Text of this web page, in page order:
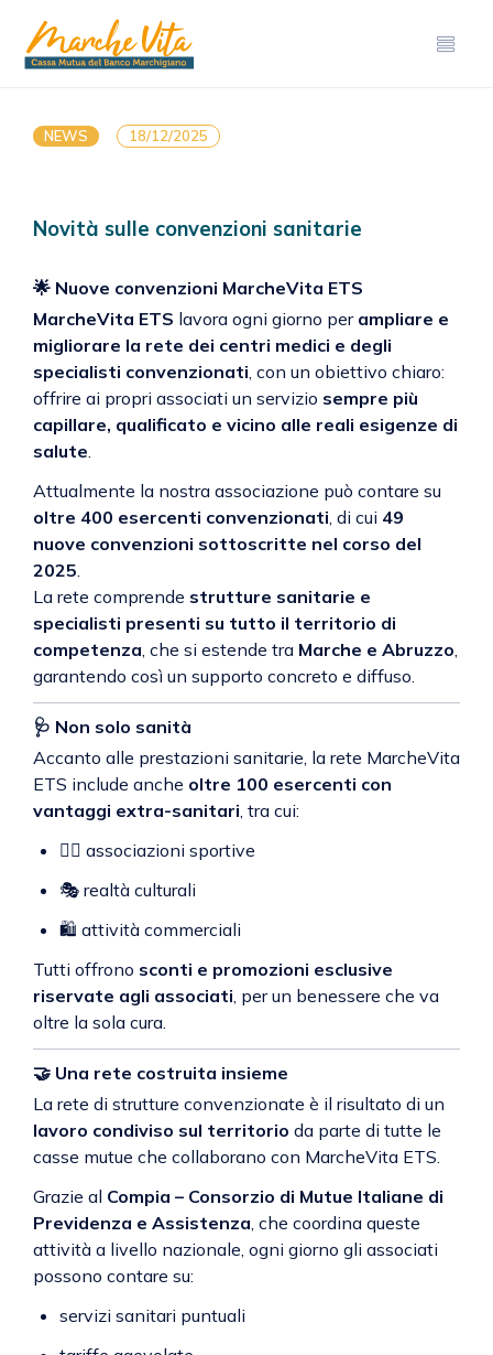
NEWS 18/12/2025
Novità sulle convenzioni sanitarie
🌟 Nuove convenzioni MarcheVita ETS
MarcheVita ETS lavora ogni giorno per ampliare e
migliorare la rete dei centri medici e degli
specialisti convenzionati, con un obiettivo chiaro:
offrire ai propri associati un servizio sempre più
capillare, qualificato e vicino alle reali esigenze di
salute.
Attualmente la nostra associazione può contare su
oltre 400 esercenti convenzionati, di cui 49
nuove convenzioni sottoscritte nel corso del
2025.
La rete comprende strutture sanitarie e
specialisti presenti su tutto il territorio di
competenza, che si estende tra Marche e Abruzzo,
garantendo così un supporto concreto e diffuso.
🩺 Non solo sanità
Accanto alle prestazioni sanitarie, la rete MarcheVita
ETS include anche oltre 100 esercenti con
vantaggi extra-sanitari, tra cui:
🏋️‍♀️ associazioni sportive
🎭 realtà culturali
🛍️ attività commerciali
Tutti offrono sconti e promozioni esclusive
riservate agli associati, per un benessere che va
oltre la sola cura.
🤝 Una rete costruita insieme
La rete di strutture convenzionate è il risultato di un
lavoro condiviso sul territorio da parte di tutte le
casse mutue che collaborano con MarcheVita ETS.
Grazie al Compia – Consorzio di Mutue Italiane di
Previdenza e Assistenza, che coordina queste
attività a livello nazionale, ogni giorno gli associati
possono contare su:
servizi sanitari puntuali